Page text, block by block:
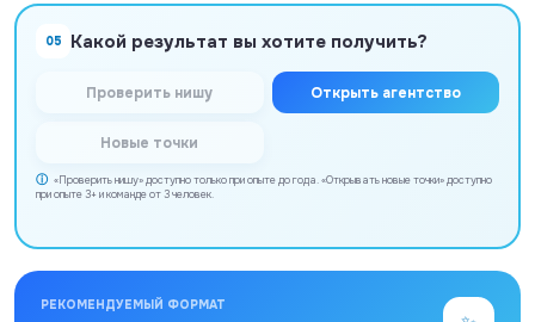
05 Какой результат вы хотите получить?
Проверить нишу Открыть агентство
Новые точки
«Проверить нишу» доступно только при опыте до года. «Открывать новые точки» доступно
при опыте 3+ и команде от 3 человек.
РЕКОМЕНДУЕМЫЙ ФОРМАТ